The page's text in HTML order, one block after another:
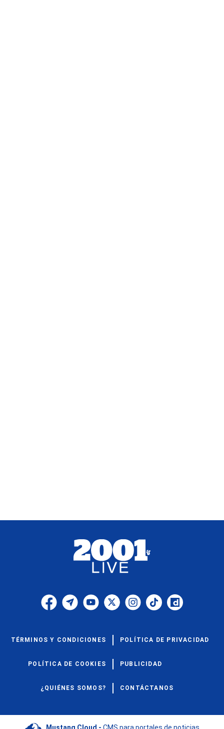
TÉRMINOS Y CONDICIONES POLÍTICA DE PRIVACIDAD
POLÍTICA DE COOKIES PUBLICIDAD
¿QUIÉNES SOMOS? CONTÁCTANOS